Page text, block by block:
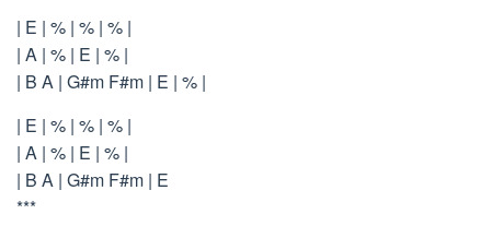
| E | % | % | % |
| A | % | E | % |
| B A | G#m F#m | E | % |
| E | % | % | % |
| A | % | E | % |
| B A | G#m F#m | E
***